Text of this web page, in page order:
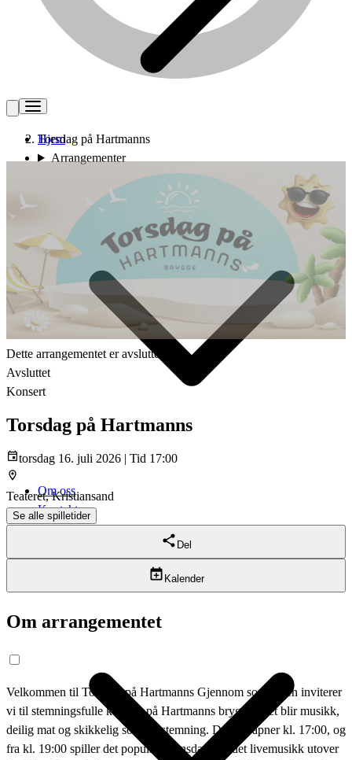
Hjem
Arrangementer
Om oss
Kontakt
Arrangementer
Torsdag på Hartmanns
Dette arrangementet er avsluttet
Avsluttet
Konsert
Torsdag på Hartmanns
torsdag 16. juli 2026 | Tid 17:00
Teateret, Kristiansand
Se alle spilletider
Del
Kalender
Om arrangementet
Velkommen til Torsdag på Hartmanns Gjennom sommeren inviterer
vi til stemningsfulle kvelder på Hartmanns brygge. Det blir musikk,
deilig mat og skikkelig sommerstemning. Dørene åpner kl. 17:00, og
fra kl. 19:00 spiller det populære Onsdagsbandet livemusikk utover